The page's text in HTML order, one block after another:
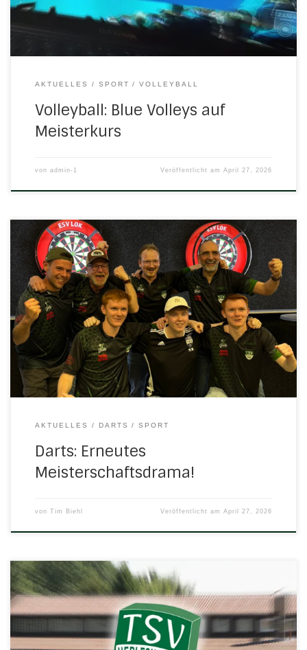
Herleshäuser freuten sich bei der Live-Übertragung […]
AKTUELLES SPORT VOLLEYBALL
Volleyball: Blue Volleys auf
Meisterkurs
von admin-1 Veröffentlicht amApril 27, 2026
Der souveräne Meistertitel der Bulls vor drei Jahren war
bislang der einzige Titel in der Geschichte der TSV-
Dartabteilung. Kapitän Thomas Wanka wollte den zweiten
Aufstieg der Teamgeschichte der Bulls erneut als Meister
klar machen. Vor ziemlich genau einem Jahr standen die
Crocodiles vor einer fast identischen Situation wie die Bulls,
AKTUELLES DARTS SPORT
Darts: Erneutes
Meisterschaftsdrama!
von Tim Biehl Veröffentlicht amApril 27, 2026
EINLADUNG Am Freitag, dem 15. Mai 2026 findet um 19:30 Uhr
in der TSV-Multifunktionshalle die ordentliche
Abteilungsversammlung Tischtennis statt. Ich lade hierzu
alle Abteilungsmitglieder sowie gemäß § 7 der